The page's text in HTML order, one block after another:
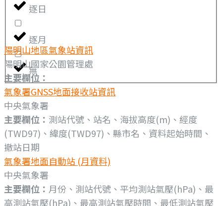
逐日
逐月
無
陽明山地區氣象站資訊
陽明山國家公園管理處
主要欄位：
氣象署GNSS地面接收站資訊
中央氣象署
主要欄位： 測站代號、站名、海拔高度(m)、經度
(TWD97)、緯度(TWD97)、縣市名、資料起始時間、
撤站日期
氣象署地面自動站 (月資料)
中央氣象署
主要欄位： 月份、測站代號、平均測站氣壓(hPa)、最
高測站氣壓(hPa)、最高測站氣壓時間、最低測站氣壓